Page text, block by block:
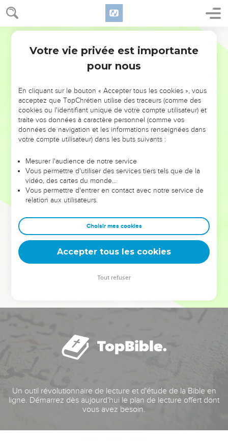
NE MANQUEZ PAS L’ÉVÉNEMENT
DE L’ANNÉE !
ET SI LEURS ERREURS POUVAIENT VOUS ÉVITER LES
VOTRES ?
leur foi ou leur vision. Mais on voit moins les doutes, les erreurs
et les saisons difficiles qu'ils ont traversés, alors même que ce
sont elles qui les ont façonnés.
Dans cette conférence, leaders, entrepreneurs, et responsables
clés pour avancer avec plus de sagesse afin que leurs erreurs
deviennent vos tremplins. Que vous guidiez un ministère, une
équipe, un groupe ou une famille, leur expérience est faite
Un outil révolutionnaire de lecture et d'étude de la Bible en
ligne. Démarrez dès aujourd'hui le plan de lecture offert dont
vous avez besoin.
Votre vie privée est importante
pour nous
En cliquant sur le bouton « Accepter tous les cookies », vous
acceptez que TopChrétien utilise des traceurs (comme des
cookies ou l'identifiant unique de votre compte utilisateur) et
traite vos données à caractère personnel (comme vos
données de navigation et les informations renseignées dans
votre compte utilisateur) dans les buts suivants :
Mesurer l'audience de notre service
Vous permettre d'utiliser des services tiers tels que de la
vidéo, des cartes du monde…
Vous permettre d'entrer en contact avec notre service de
relation aux utilisateurs.
Choisir mes cookies
Accepter tous les cookies
Tout refuser